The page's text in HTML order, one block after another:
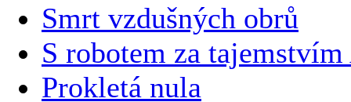
Smrt vzdušných obrů
S robotem za
Prokletá nula